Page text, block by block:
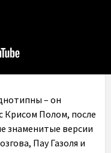
– он
Крисом Полом, после
знаменитые версии
Пау Газоля и